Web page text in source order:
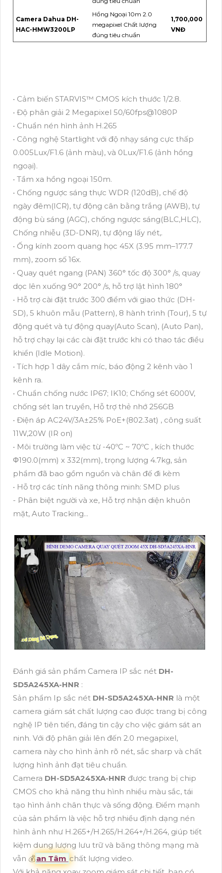
Camera Dahua DH-
HAC-HMW3200LP
Hồng Ngoại 10m 2.0
megapixel Chất lượng
đúng tiêu chuẩn
1,700,000
VNĐ
• Cảm biến STARVIS™ CMOS kích thước 1/2.8.
• Độ phân giải 2 Megapixel 50/60fps@1080P
• Chuẩn nén hình ảnh H.265
• Công nghệ Startlight với độ nhạy sáng cực thấp
0.005Lux/F1.6 (ảnh màu), và 0Lux/F1.6 (ảnh hồng
ngoại).
• Tầm xa hồng ngoại 150m.
• Chống ngược sáng thực WDR (120dB), chế độ
ngày đêm(ICR), tự động cân bằng trắng (AWB), tự
động bù sáng (AGC), chống ngược sáng(BLC,HLC),
Chống nhiễu (3D-DNR), tự động lấy nét,.
• Ống kính zoom quang học 45X (3.95 mm–177.7
mm), zoom số 16x.
• Quay quét ngang (PAN) 360° tốc độ 300° /s, quay
dọc lên xuống 90° 200° /s, hỗ trợ lật hình 180°
• Hỗ trợ cài đặt trước 300 điểm với giao thức (DH-
SD), 5 khuôn mẫu (Pattern), 8 hành trình (Tour), 5 tự
động quét và tự động quay(Auto Scan), (Auto Pan),
hỗ trợ chạy lại các cài đặt trước khi có thao tác điều
khiển (Idle Motion).
• Tích hợp 1 dây cắm míc, báo động 2 kênh vào 1
kênh ra.
• Chuẩn chống nước IP67; IK10; Chống sét 6000V,
chống sét lan truyền, Hỗ trợ thẻ nhớ 256GB
• Điện áp AC24V/3A±25% PoE+(802.3at) , công suất
11W,20W (IR on)
• Môi trường làm việc từ -40ºC ~ 70ºC , kích thước
Φ190.0(mm) x 332(mm), trọng lượng 4.7kg, sản
phẩm đã bao gồm nguồn và chân đế đi kèm
• Hỗ trợ các tính năng thông minh: SMD plus
- Phân biệt người và xe, Hỗ trợ nhận diện khuôn
mặt, Auto Tracking...
Đánh giá sản phẩm Camera IP sắc nét DH-
SD5A245XA-HNR :
Sản phẩm Ip sắc nét DH-SD5A245XA-HNR là một
camera giám sát chất lượng cao được trang bị công
nghệ IP tiên tiến, đáng tin cậy cho việc giám sát an
ninh. Với độ phân giải lên đến 2.0 megapixel,
camera này cho hình ảnh rõ nét, sắc sharp và chất
lượng hình ảnh đạt tiêu chuẩn.
Camera DH-SD5A245XA-HNR được trang bị chip
CMOS cho khả năng thu hình nhiều màu sắc, tái
tạo hình ảnh chân thực và sống động. Điểm mạnh
của sản phẩm là việc hỗ trợ nhiều định dạng nén
hình ảnh như H.265+/H.265/H.264+/H.264, giúp tiết
kiệm dung lượng lưu trữ và băng thông mạng mà
vẫn 💰an Tâm chất lượng video.